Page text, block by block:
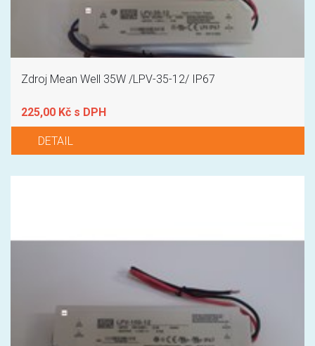
Zdroj Mean Well 35W /LPV-35-12/ IP67
225,00 Kč s DPH
DETAIL